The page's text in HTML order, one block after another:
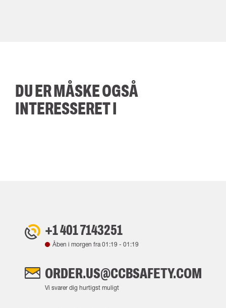
DU ER MÅSKE OGSÅ
INTERESSERET I
+1 401 7143251
Åben i morgen fra01:19 - 01:19
ORDER.US@CCBSAFETY.COM
Vi svarer dig hurtigst muligt